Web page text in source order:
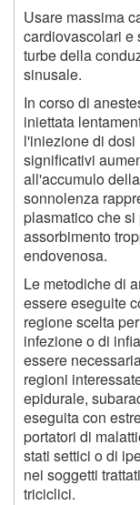
Usare massima
cardiovascolari e
turbe della
sinusale.
In corso di
iniettata
l'iniezione di
significativi
all'accumulo
sonnolenza
plasmatico che
assorbimento
endovenosa.
Le metodiche di
essere eseguite
regione scelta
infezione o di
essere
regioni
epidurale,
eseguita con
portatori di
stati settici o di
nei soggetti
triciclici.